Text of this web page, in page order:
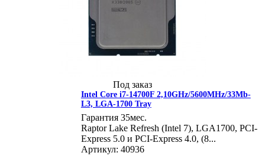
Под заказ
Intel Core i7-14700F 2,10GHz/5600MHz/33Mb-
L3, LGA-1700 Tray
Гарантия 35мес.
Raptor Lake Refresh (Intel 7), LGA1700, PCI-
Express 5.0 и PCI-Express 4.0, (8...
Артикул: 40936